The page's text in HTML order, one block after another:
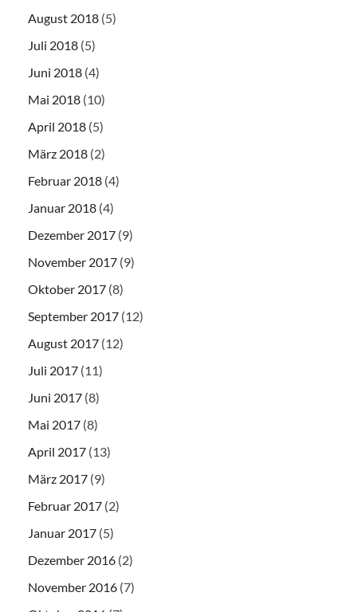
August 2018 (5)
Juli 2018 (5)
Juni 2018 (4)
Mai 2018 (10)
April 2018 (5)
März 2018 (2)
Februar 2018 (4)
Januar 2018 (4)
Dezember 2017 (9)
November 2017 (9)
Oktober 2017 (8)
September 2017 (12)
August 2017 (12)
Juli 2017 (11)
Juni 2017 (8)
Mai 2017 (8)
April 2017 (13)
März 2017 (9)
Februar 2017 (2)
Januar 2017 (5)
Dezember 2016 (2)
November 2016 (7)